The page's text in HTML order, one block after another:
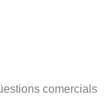
comercials